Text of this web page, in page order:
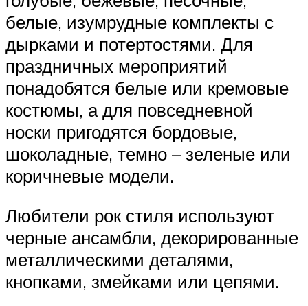
белые, изумрудные комплекты с
дырками и потертостями. Для
праздничных мероприятий
понадобятся белые или кремовые
костюмы, а для повседневной
носки пригодятся бордовые,
шоколадные, темно – зеленые или
коричневые модели.
Любители рок стиля используют
черные ансамбли, декорированные
металлическими деталями,
кнопками, змейками или цепями.